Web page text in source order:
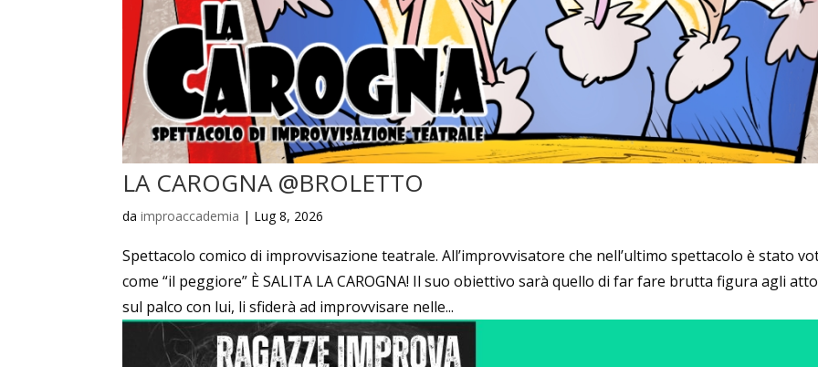
LA CAROGNA @BROLETTO
daimproaccademia | Lug 8, 2026
Spettacolo comico di improvvisazione teatrale. All’improvvisatore che nell’ultimo spettacolo è stato
come “il peggiore” È SALITA LA CAROGNA! Il suo obiettivo sarà quello di far fare brutta figura agli
sul palco con lui, li sfiderà ad improvvisare nelle...